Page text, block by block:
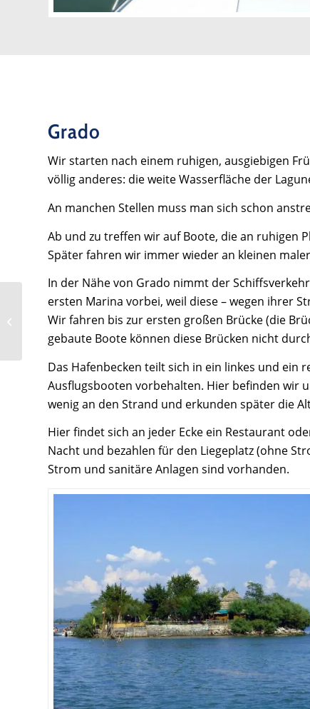
Grado
Wir starten nach einem ruhigen, ausgiebigen
völlig anderes: die weite Wasserfläche der
An manchen Stellen muss man sich schon
Ab und zu treffen wir auf Boote, die an ruhigen
Später fahren wir immer wieder an kleinen
In der Nähe von Grado nimmt der
ersten Marina vorbei, weil diese – wegen ihrer
Wir fahren bis zur ersten großen Brücke (die
gebaute Boote können diese Brücken nicht
Das Hafenbecken teilt sich in ein linkes und ein
Ausflugsbooten vorbehalten. Hier befinden wir
wenig an den Strand und erkunden später die
Hier findet sich an jeder Ecke ein Restaurant
Nacht und bezahlen für den Liegeplatz (ohne
Strom und sanitäre Anlagen sind vorhanden.
Reisebericht
Mecklenburg